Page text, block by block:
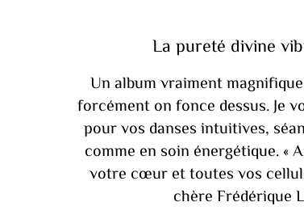
La pureté divine
Un album vraiment
forcément on fonce dessus. Je
pour vos danses intuitives,
comme en soin énergétique. «
votre cœur et toutes vos
chère Frédérique